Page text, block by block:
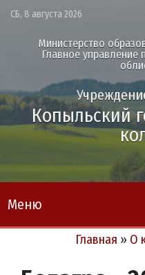
СБ, 8 августа 2026
Министерство
Главное
Копыльский
Меню
Главная » О